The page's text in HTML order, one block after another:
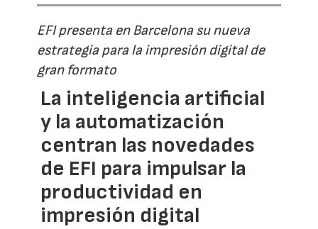
EFI presenta en Barcelona su nueva
estrategia para la impresión digital de
gran formato
La inteligencia artificial
y la automatización
centran las novedades
de EFI para impulsar la
productividad en
impresión digital